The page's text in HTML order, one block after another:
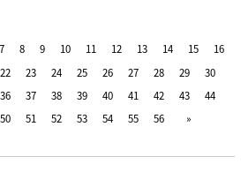
7 8 9 10 11 12 13 14 15
16
22 23 24 25 26 27 28 29
30
36 37 38 39 40 41 42 43
44
50 51 52 53 54 55 56